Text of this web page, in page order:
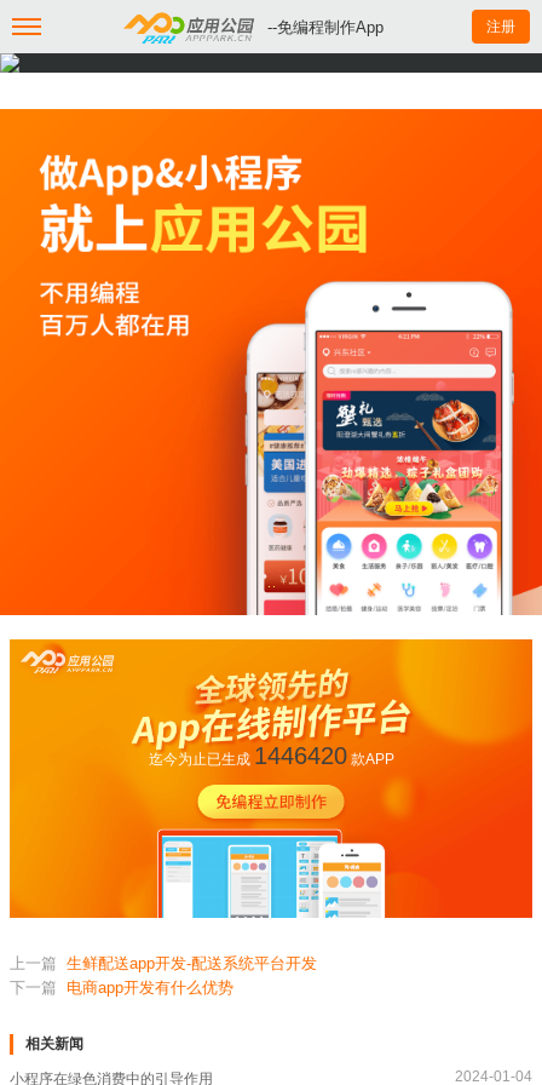
--免编程制作App 注册
迄今为止已生成 1446420款APP
上一篇 生鲜配送app开发-配送系统平台开发
下一篇
电商app开发有什么优势
相关新闻
小程序在绿色消费中的引导作用 2024-01-04